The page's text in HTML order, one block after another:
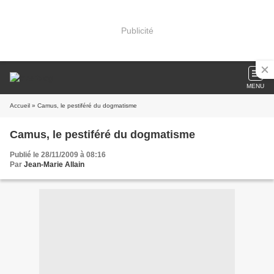
Publicité
MENU
Accueil » Camus, le pestiféré du dogmatisme
Camus, le pestiféré du dogmatisme
Publié le 28/11/2009 à 08:16
Par Jean-Marie Allain